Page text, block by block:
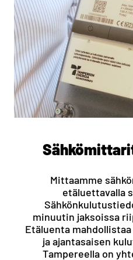
Mittaamme
etäluettavalla
minuutin jaksoissa
Etäluenta
ja ajantasaisen
Tampereella on